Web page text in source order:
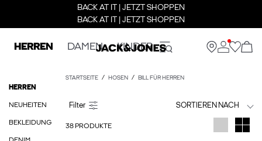
BACK AT IT | JETZT SHOPPEN
BACK AT IT | JETZT SHOPPEN
HERREN DAMEN KINDER
HERREN
NEUHEITEN
BEKLEIDUNG
STARTSEITE HOSEN BILL FÜR HERREN
SORTIEREN NACH
38 PRODUKTE